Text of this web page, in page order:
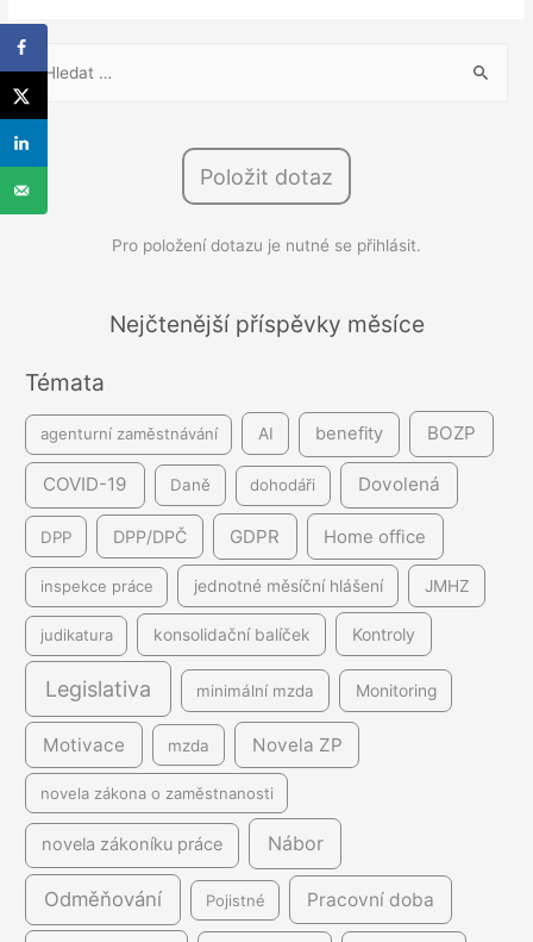
y
h
l
e
d
í
Položit dotaz
Pro položení dotazu je nutné se přihlásit.
Nejčtenější příspěvky měsíce
Témata
agenturní zaměstnávání AI benefity BOZP
COVID-19 Daně dohodáři Dovolená
DPP DPP/DPČ GDPR Home office
inspekce práce jednotné měsíční hlášení JMHZ
judikatura konsolidační balíček Kontroly
Legislativa minimální mzda Monitoring
Motivace mzda Novela ZP
novela zákona o zaměstnanosti
novela zákoníku práce Nábor
Odměňování Pojistné Pracovní doba